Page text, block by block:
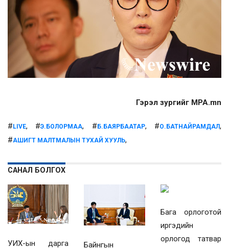
Гэрэл зургийг MPA.mn
# LIVE, #Э.БОЛОРМАА, # Б.БАЯРБААТАР, #О.БАТНАЙРАМДАЛ,
#АШИГТ МАЛТМАЛЫН ТУХАЙ ХУУЛЬ,
САНАЛ БОЛГОХ
УИХ-ын дарга Байнгын
Бага орлоготой
иргэдийн
орлогод татвар